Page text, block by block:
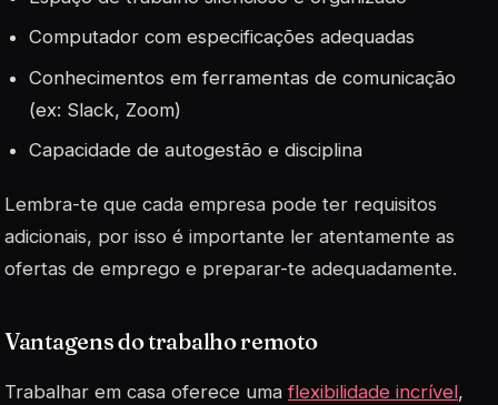
Computador com especificações adequadas
Conhecimentos em ferramentas de comunicação
(ex: Slack, Zoom)
Capacidade de autogestão e disciplina
Lembra-te que cada empresa pode ter requisitos
adicionais, por isso é importante ler atentamente as
ofertas de emprego e preparar-te adequadamente.
Vantagens do trabalho remoto
Trabalhar em casa oferece umaflexibilidade incrível,